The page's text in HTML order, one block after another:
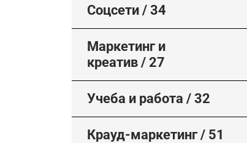
Соцсети / 34
Маркетинг и
креатив / 27
Учеба и работа / 32
Крауд-маркетинг / 51